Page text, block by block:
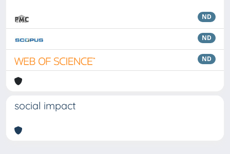
ND
ND
ND
social impact